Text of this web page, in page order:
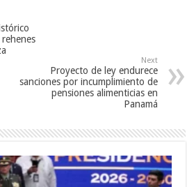
Next
Proyecto de ley endurece
sanciones por incumplimiento de
pensiones alimenticias en
Panamá